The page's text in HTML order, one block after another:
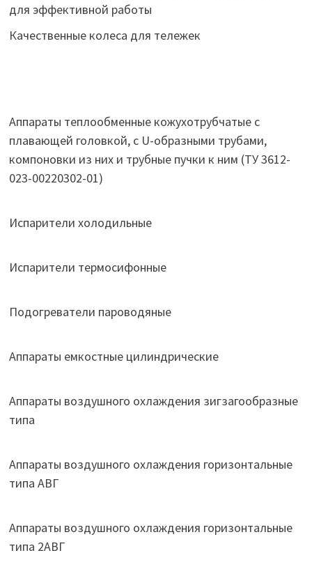
для эффективной работы
Качественные колеса для тележек
Аппараты теплообменные кожухотрубчатые c
плавающей головкой, с U-образными трубами,
компоновки из них и трубные пучки к ним (ТУ 3612-
023-00220302-01)
Испарители холодильные
Испарители термосифонные
Подогреватели пароводяные
Аппараты емкостные цилиндрические
Аппараты воздушного охлаждения зигзагообразные
типа
Аппараты воздушного охлаждения горизонтальные
типа АВГ
Аппараты воздушного охлаждения горизонтальные
типа 2АВГ